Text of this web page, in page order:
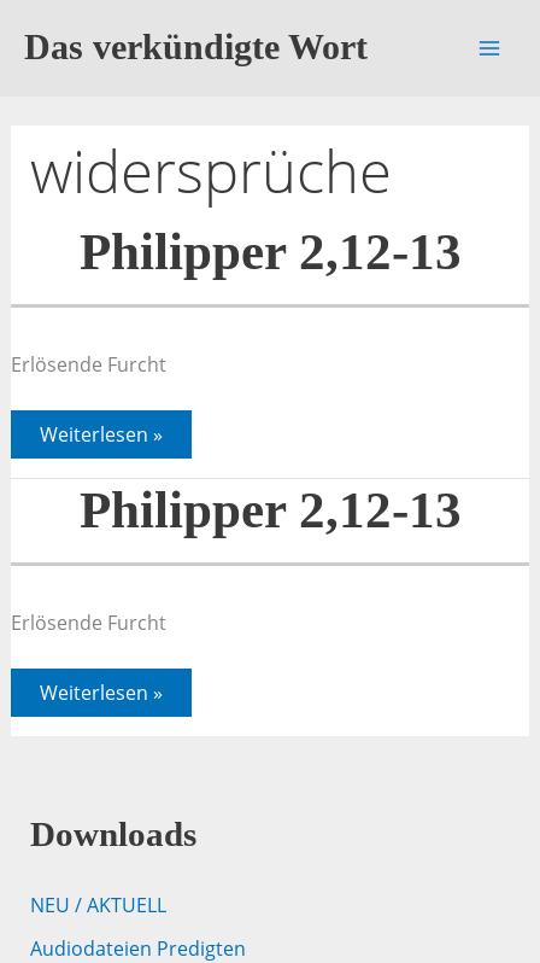
InhaltDas verkündigte Wort
widersprüche
Philipper 2,12-13
Erlösende Furcht
Philipper
2,12-
13
Weiterlesen »
Philipper 2,12-13
Erlösende Furcht
Philipper
2,12-
Weiterlesen »
Downloads
NEU / AKTUELL
Audiodateien Predigten